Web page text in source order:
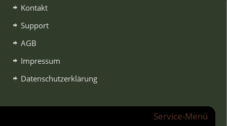
Kontakt
Support
AGB
Impressum
Datenschutzerklärung
Service-Menü